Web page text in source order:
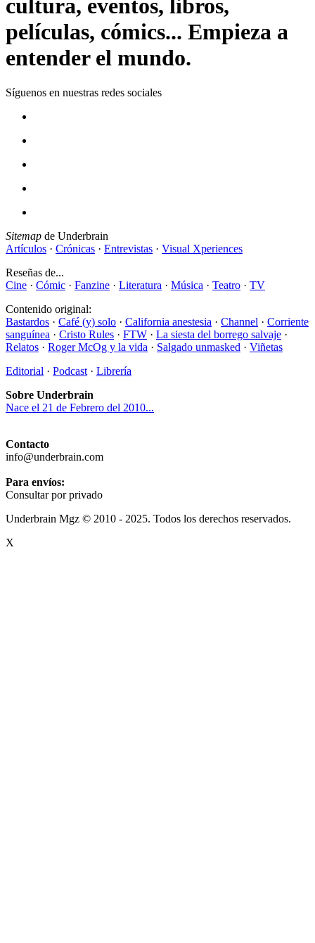
cultura, eventos, libros,
películas, cómics... Empieza a
entender el mundo.
Síguenos en nuestras redes sociales
Sitemap de Underbrain
Artículos · Crónicas · Entrevistas · Visual Xperiences
Reseñas de...
Cine · Cómic · Fanzine · Literatura · Música · Teatro · TV
Contenido original:
Bastardos · Café (y) solo · California anestesia · Channel · Corriente
sanguínea · Cristo Rules · FTW · La siesta del borrego salvaje ·
Relatos · Roger McOg y la vida · Salgado unmasked · Viñetas
Editorial · Podcast · Librería
Sobre Underbrain
Nace el 21 de Febrero del 2010...
Contacto
info@underbrain.com
Para envíos:
Consultar por privado
Underbrain Mgz © 2010 - 2025. Todos los derechos reservados.
X